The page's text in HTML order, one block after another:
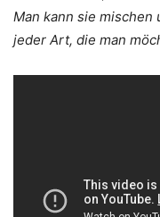
Man kann sie mischen
jeder Art, die man